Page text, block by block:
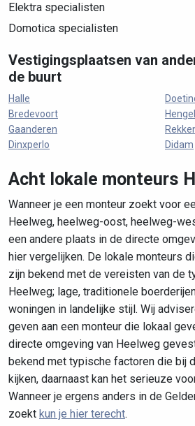
Elektra specialisten
Domotica specialisten
Vestigingsplaatsen van
de buurt
Halle
Bredevoort
Gaanderen
Dinxperlo
Didam
Acht lokale monteurs
Wanneer je een monteur zoekt voor
Heelweg, heelweg-oost, heelweg-
een andere plaats in de directe
hier vergelijken. De lokale monteurs
zijn bekend met de vereisten van de
Heelweg; lage, traditionele
woningen in landelijke stijl. Wij
geven aan een monteur die lokaal
directe omgeving van Heelweg
bekend met typische factoren die bij
kijken, daarnaast kan het serieuze
Wanneer je ergens anders in de
zoekt kun je hier terecht.